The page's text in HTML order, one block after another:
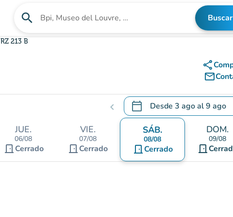
search Buscar un establecimiento Buscar
RZ 213 B
share
mail_outline
chevron_left calendar_today Desde 3 agoal9 ago
.Abra el calendario para
JUE.
06/08
door_front Cerrado
VIE.
07/08
door_front Cerrado
SÁB.
08/08
door_front Cerrado
DOM.
09/08
door_front